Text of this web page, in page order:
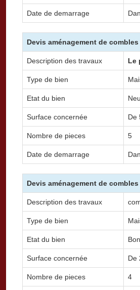
Date de demarrage
Devis aménagement de
Description des travaux Le
Type de bien
Etat du bien
Surface concernée De
Nombre de pieces 5
Date de demarrage
Devis aménagement de
Description des travaux
Type de bien
Etat du bien Bon
Surface concernée De
Nombre de pieces 4